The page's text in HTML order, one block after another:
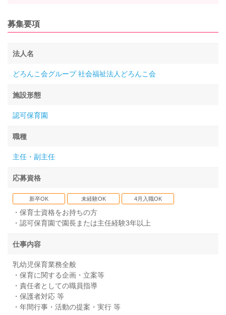
募集要項
法人名
どろんこ会グループ 社会福祉法人どろんこ会
施設形態
認可保育園
職種
主任・副主任
応募資格
新卒OK 未経験OK 4月入職OK
・保育士資格をお持ちの方
・認可保育園で園長または主任経験3年以上
仕事内容
乳幼児保育業務全般
・保育に関する企画・立案等
・責任者としての職員指導
・保護者対応 等
・年間行事・活動の提案・実行 等